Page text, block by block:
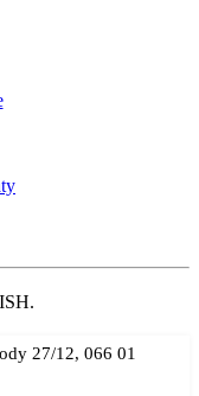
27/12, 066 01